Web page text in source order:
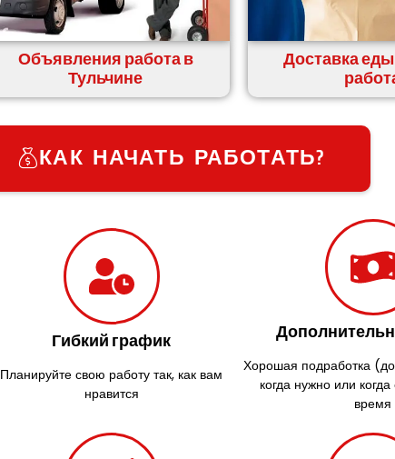
Объявления работа в
Тульчине
Доставка
КАК НАЧАТЬ РАБОТАТЬ?
Гибкий график
Планируйте свою работу так, как вам
нравится
Хорошая подработка
когда нужно или
время